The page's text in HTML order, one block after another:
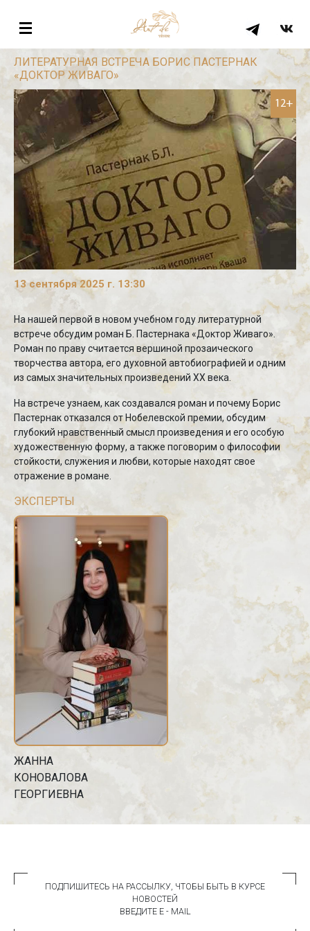
ЛИТЕРАТУРНАЯ ВСТРЕЧА БОРИС ПАСТЕРНАК
«ДОКТОР ЖИВАГО»
12+
13 сентября 2025 г. 13:30
На нашей первой в новом учебном году литературной
встрече обсудим роман Б. Пастернака «Доктор Живаго».
Роман по праву считается вершиной прозаического
творчества автора, его духовной автобиографией и одним
из самых значительных произведений ХХ века.
На встрече узнаем, как создавался роман и почему Борис
Пастернак отказался от Нобелевской премии, обсудим
глубокий нравственный смысл произведения и его особую
художественную форму, а также поговорим о философии
стойкости, служения и любви, которые находят свое
отражение в романе.
ЭКСПЕРТЫ
ЖАННА
КОНОВАЛОВА
ГЕОРГИЕВНА
ПОДПИШИТЕСЬ НА РАССЫЛКУ, ЧТОБЫ БЫТЬ В КУРСЕ
НОВОСТЕЙ
ВВЕДИТЕ E - MAIL